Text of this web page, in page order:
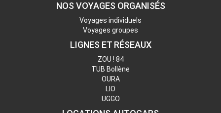
NOS VOYAGES ORGANISÉS
Voyages individuels
Voyages groupes
LIGNES ET RÉSEAUX
ZOU ! 84
TUB Bollène
OURA
LIO
UGGO